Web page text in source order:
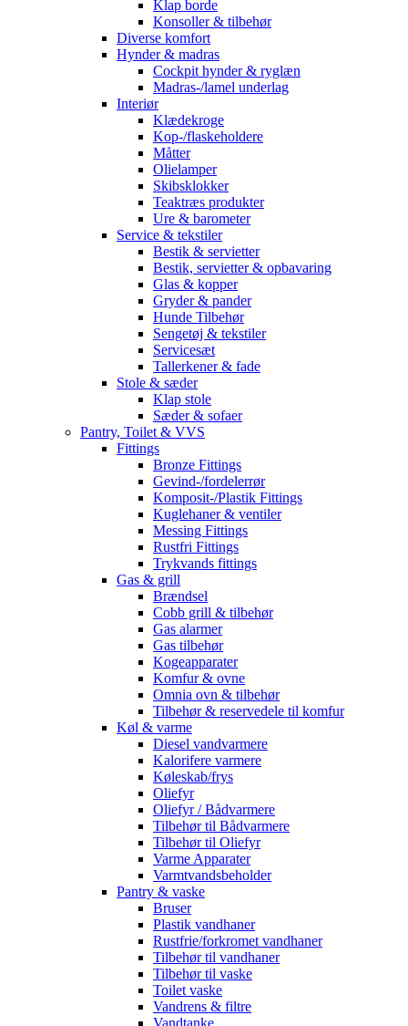
Klap borde
Konsoller & tilbehør
Diverse komfort
Hynder & madras
Cockpit hynder & ryglæn
Madras-/lamel underlag
Interiør
Klædekroge
Kop-/flaskeholdere
Måtter
Olielamper
Skibsklokker
Teaktræs produkter
Ure & barometer
Service & tekstiler
Bestik & servietter
Bestik, servietter & opbavaring
Glas & kopper
Gryder & pander
Hunde Tilbehør
Sengetøj & tekstiler
Servicesæt
Tallerkener & fade
Stole & sæder
Klap stole
Sæder & sofaer
Pantry, Toilet & VVS
Fittings
Bronze Fittings
Gevind-/fordelerrør
Komposit-/Plastik Fittings
Kuglehaner & ventiler
Messing Fittings
Rustfri Fittings
Trykvands fittings
Gas & grill
Brændsel
Cobb grill & tilbehør
Gas alarmer
Gas tilbehør
Kogeapparater
Komfur & ovne
Omnia ovn & tilbehør
Tilbehør & reservedele til komfur
Køl & varme
Diesel vandvarmere
Kalorifere varmere
Køleskab/frys
Oliefyr
Oliefyr / Bådvarmere
Tilbehør til Bådvarmere
Tilbehør til Oliefyr
Varme Apparater
Varmtvandsbeholder
Pantry & vaske
Bruser
Plastik vandhaner
Rustfrie/forkromet vandhaner
Tilbehør til vandhaner
Tilbehør til vaske
Toilet vaske
Vandrens & filtre